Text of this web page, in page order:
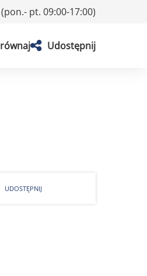
(pon.- pt. 09:00-17:00)
Udostępnij
UDOSTĘPNIJ